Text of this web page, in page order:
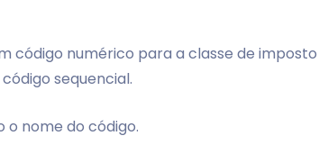
código numérico para a classe de
sequencial.
o nome do código.